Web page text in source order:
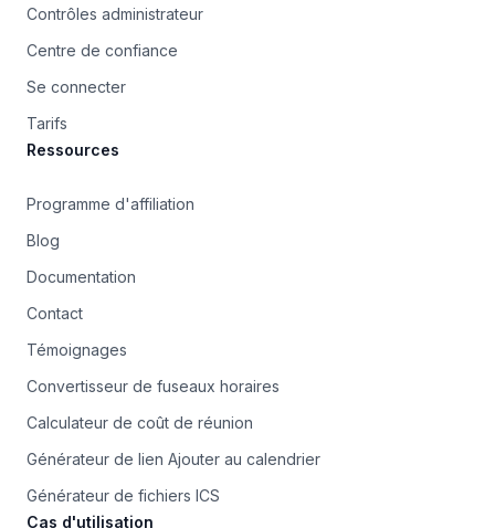
Contrôles administrateur
Centre de confiance
Se connecter
Tarifs
Ressources
Programme d'affiliation
Blog
Documentation
Contact
Témoignages
Convertisseur de fuseaux horaires
Calculateur de coût de réunion
Générateur de lien Ajouter au calendrier
Générateur de fichiers ICS
Cas d'utilisation